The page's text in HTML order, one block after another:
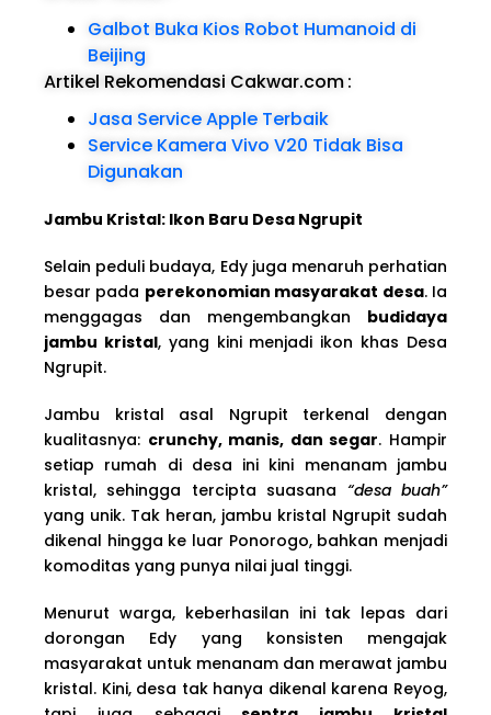
Galbot Buka Kios Robot Humanoid di
Beijing
Artikel Rekomendasi Cakwar.com:
Jasa Service Apple Terbaik
Service Kamera Vivo V20 Tidak Bisa
Digunakan
Jambu Kristal: Ikon Baru Desa Ngrupit
Selain peduli budaya, Edy juga menaruh perhatian
besar pada perekonomian masyarakat desa. Ia
menggagas dan mengembangkan budidaya
jambu kristal, yang kini menjadi ikon khas Desa
Ngrupit.
Jambu kristal asal Ngrupit terkenal dengan
kualitasnya: crunchy, manis, dan segar. Hampir
setiap rumah di desa ini kini menanam jambu
kristal, sehingga tercipta suasana “desa buah”
yang unik. Tak heran, jambu kristal Ngrupit sudah
dikenal hingga ke luar Ponorogo, bahkan menjadi
komoditas yang punya nilai jual tinggi.
Menurut warga, keberhasilan ini tak lepas dari
dorongan Edy yang konsisten mengajak
masyarakat untuk menanam dan merawat jambu
kristal. Kini, desa tak hanya dikenal karena Reyog,